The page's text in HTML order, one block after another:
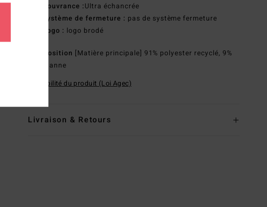
Couvrance :Ultra échancrée
Système de fermeture : pas de système fermeture
Logo : logo brodé
Composition [Matière principale] 91% polyester recyclé, 9%
élasthanne
Traçabilité du produit (Loi Agec)
Livraison & Retours